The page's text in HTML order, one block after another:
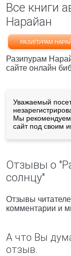
Все книги
Нарайан
РАЗИПУРАМ
Разипурам
сайте онлайн
Уважаемый
Мы
сайт под своим
Отзывы о
солнцу"
Отзывы
комментарии и
А что Вы
отзыв.